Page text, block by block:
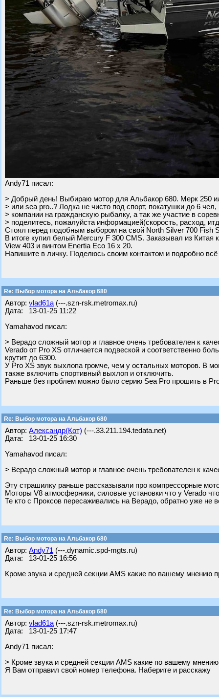
Andy71 писал:
> Добрый день! Выбираю мотор для Альбакор 680. Мерк 250
> или sea pro..? Лодка не чисто под спорт, покатушки до 6
> компании на гражданскую рыбалку, а так же участие в
> поделитесь, пожалуйста информацией(скорость, расход,
Стоял перед подобным выбором на свой North Silver 700 Fish
В итоге купил белый Mercury F 300 CMS. Заказывал из
View 403 и винтом Enertia Eco 16 x 20.
Напишите в личку. Поделюсь своим контактом и подробно всё
Re: Выбор мотора на Альбакор 680
Автор: vlad61a (---.szn-rsk.metromax.ru)
Дата: 13-01-25 11:22
Yamahavod писал:
> Верадо сложный мотор и главное очень требователен к
Verado от Pro XS отличается подвеской и соответственно
крутит до 6300.
У Pro XS звук выхлопа громче, чем у остальных моторов. В
также включить спортивный выхлоп и отключить.
Раньше без проблем можно было серию Sea Pro прошить в
Re: Выбор мотора на Альбакор 680
Автор: Александр(Кот) (---.33.211.194.tedata.net)
Дата: 13-01-25 16:30
Yamahavod писал:
> Верадо сложный мотор и главное очень требователен к
Эту страшилку раньше рассказывали про компрессорные
Моторы V8 атмосферники, силовые установки что у Verado
Те кто с Проксов пересаживались на Верадо, обратно уже не
Re: Выбор мотора на Альбакор 680
Автор: Andy71 (---.dynamic.spd-mgts.ru)
Дата: 13-01-25 16:56
Кроме звука и средней секции AMS какие по вашему мнению
Re: Выбор мотора на Альбакор 680
Автор: vlad61a (---.szn-rsk.metromax.ru)
Дата: 13-01-25 17:47
Andy71 писал:
> Кроме звука и средней секции AMS какие по вашему
Я Вам отправил свой номер телефона. Наберите и расскажу